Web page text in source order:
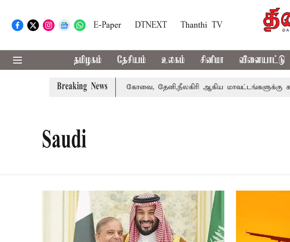
E-Paper DTNEXT Thanthi TV
தமிழகம் தேசியம் உலகம் சினிமா விளையாட்டு
Breaking News
வாபஸ் பெற்றார் சங்கீதா கோவை, தேனி,நீலகிரி ஆகிய மாவட்டங்களுக்கு கன
Saudi